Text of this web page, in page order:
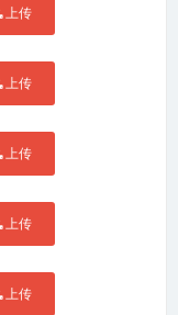
上传
上传
上传
上传
上传